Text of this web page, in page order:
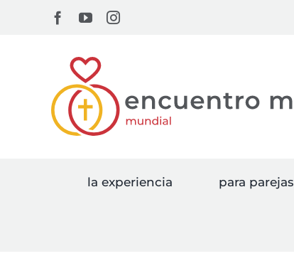
Facebook
YouTubeInstagram
la experiencia para parejas